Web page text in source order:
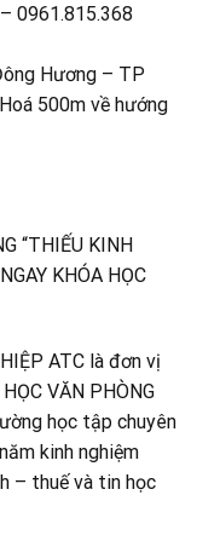
0961.815.368
Hương – TP
500m về hướng
“THIẾU KINH
KHÓA HỌC
ATC là đơn vị
VĂN PHÒNG
học tập chuyên
kinh nghiệm
– thuế và tin học